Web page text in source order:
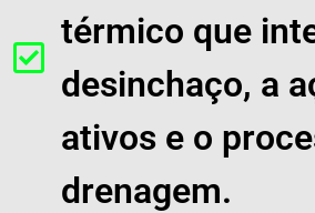
térmico que
desinchaço, a
ativos e o
drenagem.